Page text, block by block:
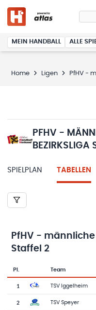
MEIN HANDBALL ALLE
Home Ligen PfHV -
PFHV -
BEZIRKSLIGA
SPIELPLAN TABELLEN
PfHV -
Staffel 2
Pl.
Team-Logo
Team
1 TSV Iggelheim
2 TSV Speyer